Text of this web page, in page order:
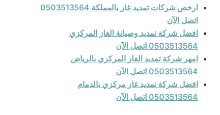
ارخص شركات تمديد غاز بالمملكة 0503513564
اتصل الآن
افضل شركة تمديد وصيانة الغاز المركزي
0503513564 اتصل الآن
امهر شركة تمديد الغاز المركزي بالرياض
0503513564 اتصل الآن
افضل شركة تمديد غاز مركزي بالدمام
0503513564 اتصل الآن